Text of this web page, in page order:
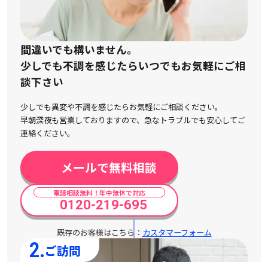
間違いでも構いません。
少しでも不調を感じたらいつでもお気軽にご相
談下さい
少しでも異変や不調を感じたらお気軽にご相談ください。
早朝深夜も営業しておりますので、急なトラブルでも安心してご
連絡ください。
メールで無料相談
電話相談無料！年中無休で対応
0120-219-695
既存のお客様はこちら： カスタマーフォーム
2.ご訪問